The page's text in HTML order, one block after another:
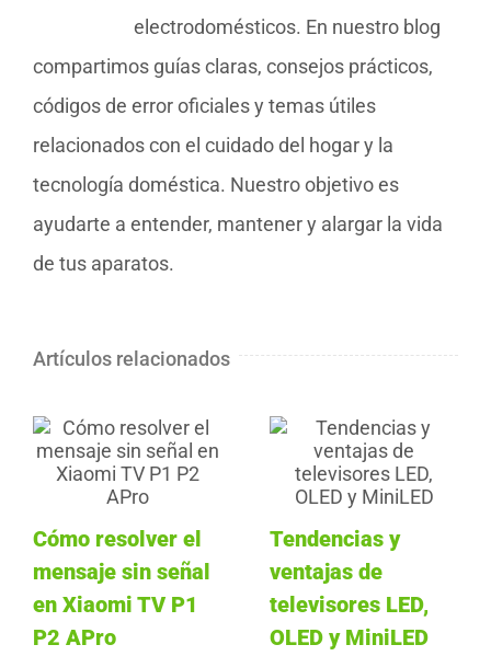
electrodomésticos. En nuestro blog
compartimos guías claras, consejos prácticos,
códigos de error oficiales y temas útiles
relacionados con el cuidado del hogar y la
tecnología doméstica. Nuestro objetivo es
ayudarte a entender, mantener y alargar la vida
de tus aparatos.
Artículos relacionados
Cómo resolver el
mensaje sin señal
en Xiaomi TV P1
P2 APro
Tendencias y
ventajas de
televisores LED,
OLED y MiniLED